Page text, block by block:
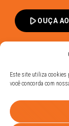
Este site utiliza cookies
você concorda com
play_arrowOUÇA